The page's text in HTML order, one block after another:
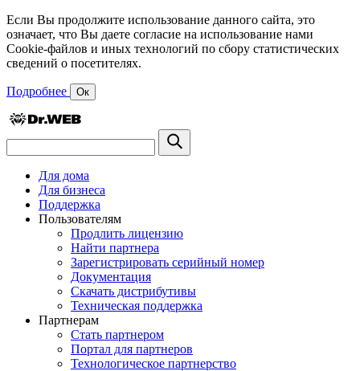
Если Вы продолжите использование данного сайта, это
означает, что Вы даете согласие на использование нами
Cookie-файлов и иных технологий по сбору статистических
сведений о посетителях.
Подробнее Ок
Для дома
Для бизнеса
Поддержка
Пользователям
Продлить лицензию
Найти партнера
Зарегистрировать серийный номер
Документация
Скачать дистрибутивы
Техническая поддержка
Партнерам
Стать партнером
Портал для партнеров
Технологическое партнерство